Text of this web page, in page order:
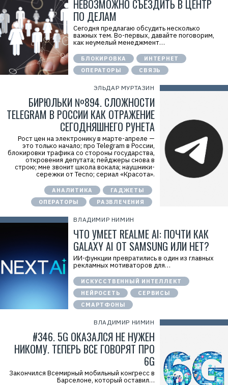
НЕВОЗМОЖНО СЪЕЗДИТЬ В ЦЕНТР
ПО ДЕЛАМ
Сегодня предлагаю обсудить несколько
важных тем. Во-первых, давайте поговорим,
как неумелый менеджмент…
БЛОКИРОВКА
ИНТЕРНЕТ
ОПЕРАТОРЫ
СВЯЗЬ
ЭЛЬДАР МУРТАЗИН
БИРЮЛЬКИ №894. СЛОЖНОСТИ
TELEGRAM В РОССИИ КАК ОТРАЖЕНИЕ
СЕГОДНЯШНЕГО РУНЕТА
Рост цен на электронику в марте-апреле —
это только начало; про Telegram в России,
блокировки трафика со стороны государства,
откровения депутата; пейджеры снова в
строю; мне звонит школа вокала; наушники-
сережки от Tecno; сериал «Красота».
АНАЛИТИКА
ГАДЖЕТЫ
ОПЕРАТОРЫ
РАЗВЛЕЧЕНИЯ
ВЛАДИМИР НИМИН
ЧТО УМЕЕТ REALME AI: ПОЧТИ КАК
GALAXY AI ОТ SAMSUNG ИЛИ НЕТ?
ИИ-функции превратились в один из главных
рекламных мотиваторов для…
ИСКУССТВЕННЫЙ ИНТЕЛЛЕКТ
НЕЙРОСЕТЬ
СЕРВИСЫ
СМАРТФОНЫ
ВЛАДИМИР НИМИН
#346. 5G ОКАЗАЛСЯ НЕ НУЖЕН
НИКОМУ. ТЕПЕРЬ ВСЕ ГОВОРЯТ ПРО
6G
Закончился Всемирный мобильный конгресс в
Барселоне, который оставил…